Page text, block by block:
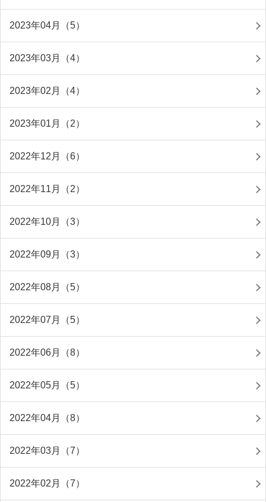
2023年04月（5）
2023年03月（4）
2023年02月（4）
2023年01月（2）
2022年12月（6）
2022年11月（2）
2022年10月（3）
2022年09月（3）
2022年08月（5）
2022年07月（5）
2022年06月（8）
2022年05月（5）
2022年04月（8）
2022年03月（7）
2022年02月（7）